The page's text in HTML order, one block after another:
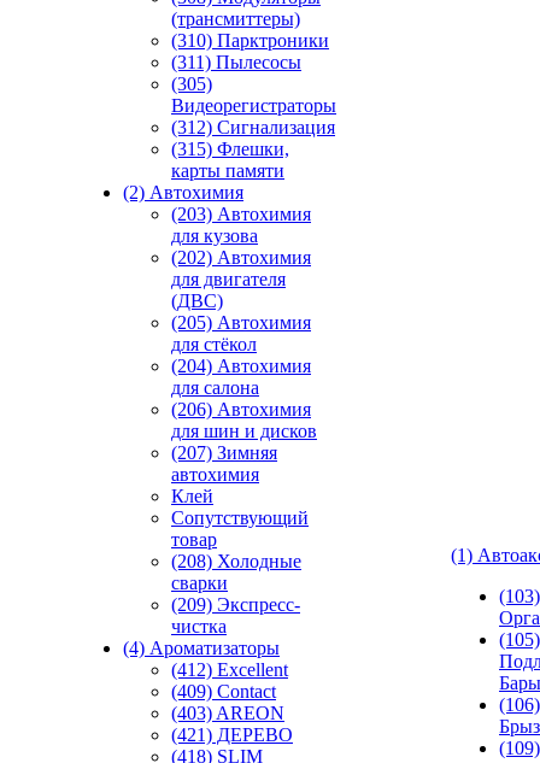
(трансмиттеры)
(310) Парктроники
(311) Пылесосы
(305)
Видеорегистраторы
(312) Сигнализация
(315) Флешки,
карты памяти
(2) Автохимия
(203) Автохимия
для кузова
(202) Автохимия
для двигателя
(ДВС)
(205) Автохимия
для стёкол
(204) Автохимия
для салона
(206) Автохимия
для шин и дисков
(207) Зимняя
автохимия
Клей
Сопутствующий
товар
(208) Холодные
сварки
(209) Экспреcс-
чистка
(4) Ароматизаторы
(412) Excellent
(409) Contact
(403) AREON
(421) ДЕРЕВО
(418) SLIM
(1)
(105)
Бары
(106)